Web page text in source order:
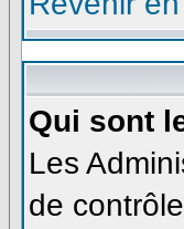
Qui sont
Les
de